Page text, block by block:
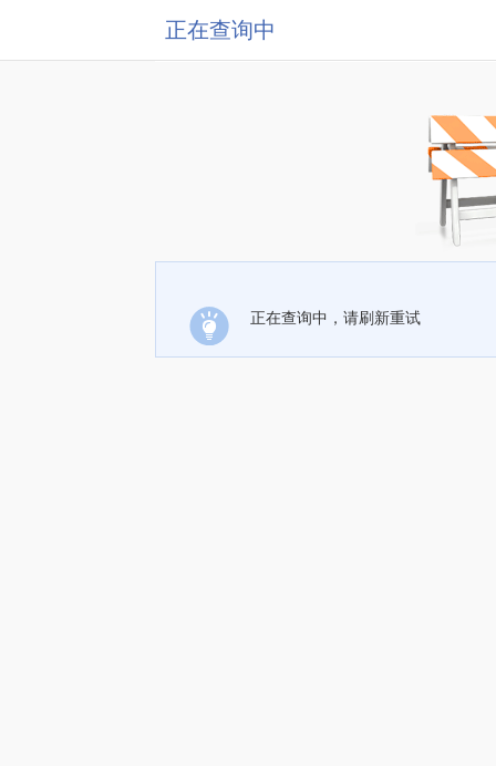
正在查询中
正在查询中，请刷新重试